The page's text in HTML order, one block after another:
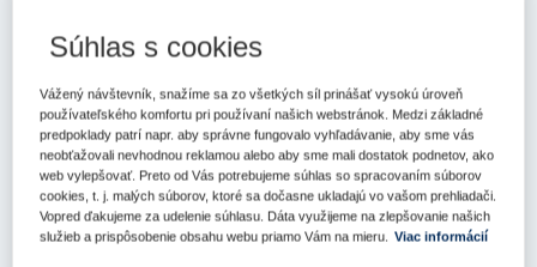
Ako vykladať výnimky z plného uplatnenia
práva Európskej únie
V praxi je jedným z najčastejších prípadov prejednávaných
Súdnym dvorom EÚ v oblasti verejného obstarávania
posudzovanie zákonnosti uplatňovania výnimiek z riadnych
postupov verejného obstarávania, ktoré musia byť v každom
Súhlas s cookies
Vážený návštevník, snažíme sa zo všetkých síl prinášať vysokú úroveň
používateľského komfortu pri používaní našich webstránok. Medzi základné
predpoklady patrí napr. aby správne fungovalo vyhľadávanie, aby sme vás
neobťažovali nevhodnou reklamou alebo aby sme mali dostatok podnetov, ako
web vylepšovať. Preto od Vás potrebujeme súhlas so spracovaním súborov
cookies, t. j. malých súborov, ktoré sa dočasne ukladajú vo vašom prehliadači.
Vopred ďakujeme za udelenie súhlasu. Dáta využijeme na zlepšovanie našich
služieb a prispôsobenie obsahu webu priamo Vám na mieru.
Viac informácií